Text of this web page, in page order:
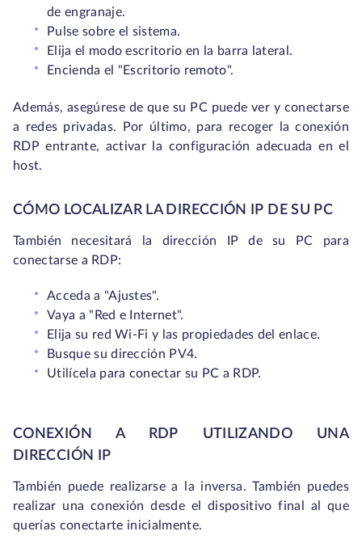
de engranaje.
Pulse sobre el sistema.
Elija el modo escritorio en la barra lateral.
Encienda el "Escritorio remoto".
Además, asegúrese de que su PC puede ver y conectarse
a redes privadas. Por último, para recoger la conexión
RDP entrante, activar la configuración adecuada en el
host.
CÓMO LOCALIZAR LA DIRECCIÓN IP DE SU PC
También necesitará la dirección IP de su PC para
conectarse a RDP:
Acceda a "Ajustes".
Vaya a "Red e Internet".
Elija su red Wi-Fi y las propiedades del enlace.
Busque su dirección PV4.
Utilícela para conectar su PC a RDP.
CONEXIÓN A RDP UTILIZANDO UNA
DIRECCIÓN IP
También puede realizarse a la inversa. También puedes
realizar una conexión desde el dispositivo final al que
querías conectarte inicialmente.